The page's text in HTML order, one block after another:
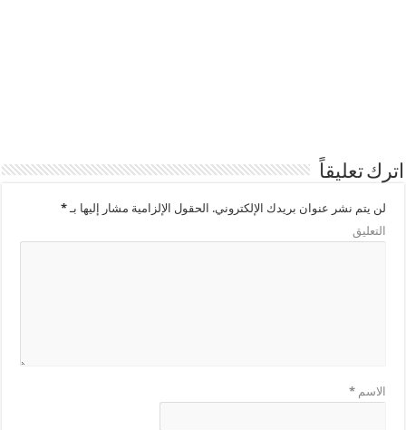
اترك تعليقاً
لن يتم نشر عنوان بريدك الإلكتروني. الحقول الإلزامية مشار إليها بـ*
التعليق
الاسم*